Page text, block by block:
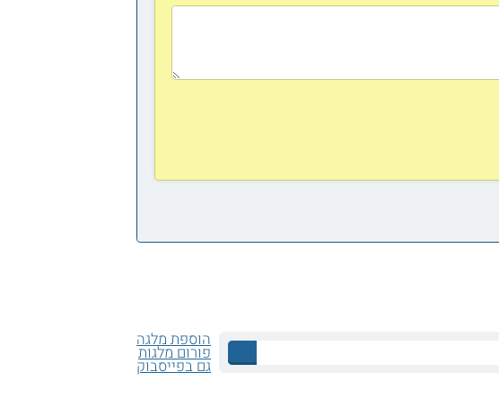
הוספת מלגה
פורום מלגות
גם בפייסבוק